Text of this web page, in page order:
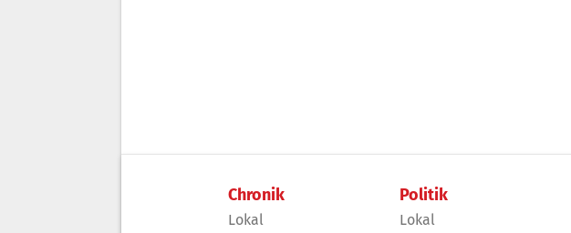
Chronik
Lokal
Politik
Lokal